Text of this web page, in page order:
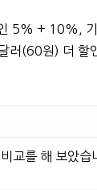
5% + 10%,
러(60원) 더 할
교를 해 보았습